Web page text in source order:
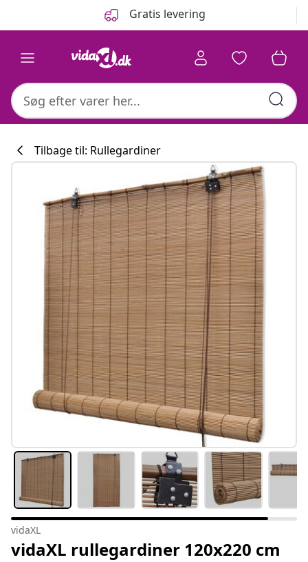
Gratis levering
#sharemevidaxl
Tilbage til: Rullegardiner
vidaXL
vidaXL rullegardiner 120x220 cm